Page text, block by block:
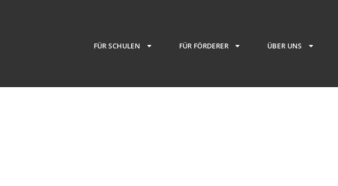
FÜR SCHULEN FÜR FÖRDERER ÜBER UNS